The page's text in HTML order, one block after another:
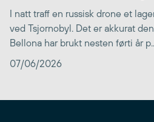
I natt traff en russisk drone et
ved Tsjornobyl. Det er akkurat
Bellona har brukt nesten førti år
07/06/2026